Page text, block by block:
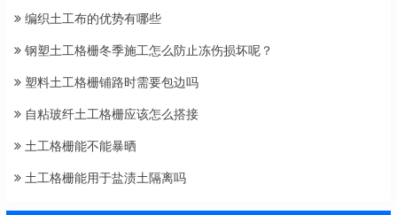
编织土工布的优势有哪些
钢塑土工格栅冬季施工怎么防止冻伤损坏呢？
塑料土工格栅铺路时需要包边吗
自粘玻纤土工格栅应该怎么搭接
土工格栅能不能暴晒
土工格栅能用于盐渍土隔离吗